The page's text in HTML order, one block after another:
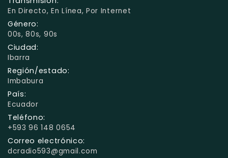
En Directo, En Línea, Por Internet
Género:
00s, 80s, 90s
Ciudad:
Ibarra
Región/estado:
Imbabura
País:
Ecuador
Teléfono:
+593 96 148 0654
Correo electrónico:
dcradio593@gmail.com